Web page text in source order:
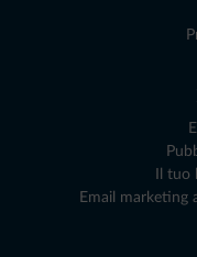
Il
Email marketing